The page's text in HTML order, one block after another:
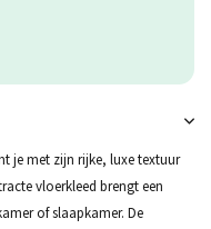
je met zijn rijke, luxe textuur
vloerkleed brengt een
of slaapkamer. De